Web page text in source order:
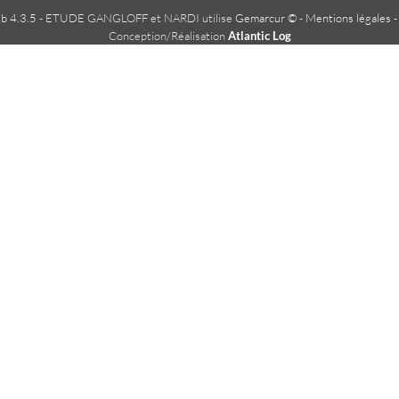
4.3.5 - ETUDE GANGLOFF et NARDI utilise Gemarcur ©- Mentions légales -
Conception/Réalisation Atlantic Log